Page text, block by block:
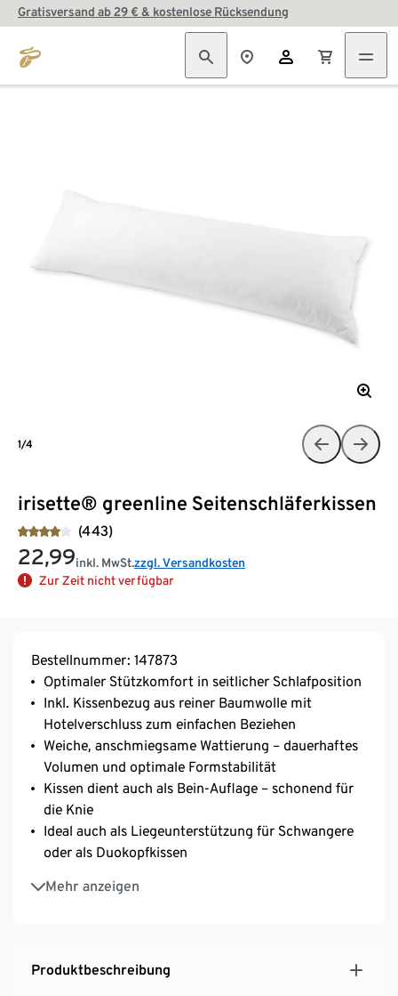
Gratisversand ab 29 € & kostenlose Rücksendung
irisette® greenline Seitenschläferkissen
(443)
22,99inkl. MwSt.zzgl. Versandkosten
Zur Zeit nicht verfügbar
1/4
Bestellnummer: 147873
Optimaler Stützkomfort in seitlicher Schlafposition
Inkl. Kissenbezug aus reiner Baumwolle mit
Hotelverschluss zum einfachen Beziehen
Weiche, anschmiegsame Wattierung – dauerhaftes
Volumen und optimale Formstabilität
Kissen dient auch als Bein-Auflage – schonend für
die Knie
Ideal auch als Liegeunterstützung für Schwangere
oder als Duokopfkissen
Mehr anzeigen
Ideal für Allergiker
irisette® greenline: exklusiv entwickelt für Tchibo
Produktbeschreibung